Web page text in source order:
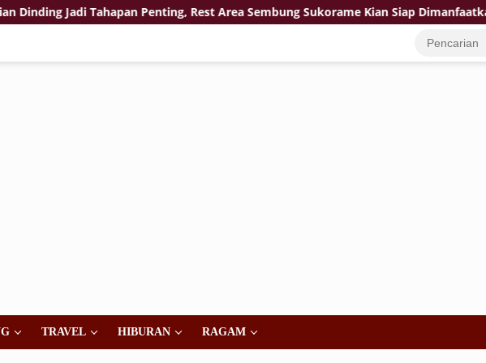
Jadi Tahapan Penting, Rest Area Sembung Sukorame Kian Siap Dimanfaatkan
TRAVEL HIBURAN RAGAM